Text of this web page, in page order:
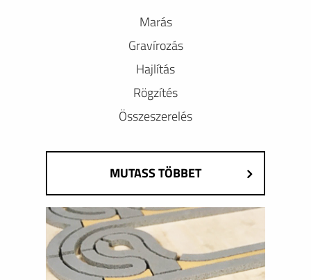
Marás
Gravírozás
Hajlítás
Rögzítés
Összeszerelés
MUTASS TÖBBET